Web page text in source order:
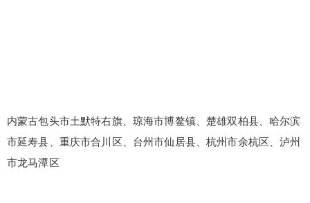
内蒙古包头市土默特右旗、琼海市博鳌镇、楚雄双柏县、哈尔滨
市延寿县、重庆市合川区、台州市仙居县、杭州市余杭区、泸州
市龙马潭区